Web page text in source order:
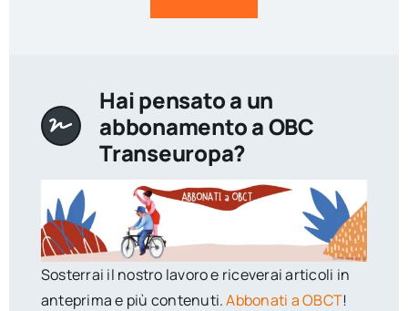
Hai pensato a un
abbonamento a OBC
Transeuropa?
Sosterrai il nostro lavoro e riceverai articoli in
anteprima e più contenuti.Abbonati a OBCT!